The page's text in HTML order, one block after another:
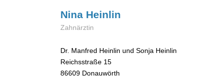
Nina Heinlin
Zahnärztin
Dr. Manfred Heinlin und Sonja Heinlin
Reichsstraße 15
86609 Donauwörth